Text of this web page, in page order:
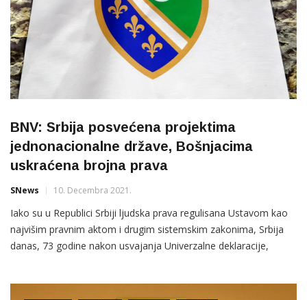
BNV: Srbija posvećena projektima
jednonacionalne države, Bošnjacima
uskraćena brojna prava
SNews 10. Decembra 2021.
Iako su u Republici Srbiji ljudska prava regulisana Ustavom kao
najvišim pravnim aktom i drugim sistemskim zakonima, Srbija
danas, 73 godine nakon usvajanja Univerzalne deklaracije,